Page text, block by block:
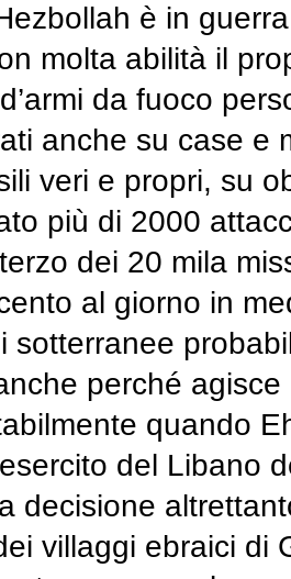
è in
molta abilità il
da fuoco
anche su case e
veri e propri, su
più di 2000
dei 20 mila
al giorno in
sotterranee
perché
quando
del Libano
decisione
villaggi ebraici di